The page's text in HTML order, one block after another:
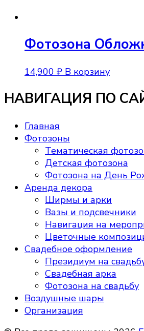
Фотозона
14,900 ₽ В корзину
НАВИГАЦИЯ ПО
Главная
Фотозоны
Тематическая
Детская фотозона
Фотозона на День
Аренда декора
Ширмы и арки
Вазы и подсвечники
Навигация на
Цветочные
Свадебное оформление
Президиум на
Свадебная арка
Фотозона на свадьбу
Воздушные шары
Организация